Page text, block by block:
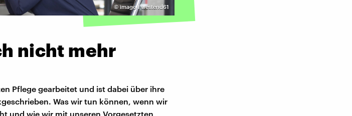
© imago I westend61
nicht mehr
Pflege gearbeitet und ist dabei über ihre
Was wir tun können, wenn wir
und wie wir mit unseren Vorgesetzten